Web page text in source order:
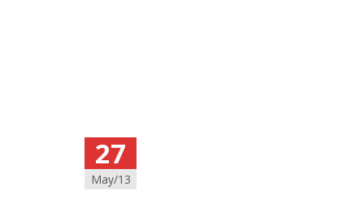
27
May/13